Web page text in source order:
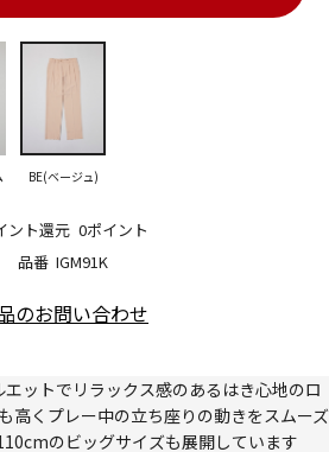
品番 IGM91K
ント還元 0ポイント
BE(ベージュ)
のお問い合わせ
ットでリラックス感のあるはき心地のロ
高くプレー中の立ち座りの動きをスムーズ
のビッグサイズも展開しています